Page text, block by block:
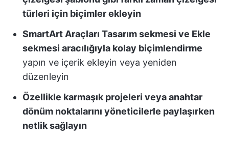
türleri için biçimler ekleyin
SmartArt Araçları Tasarım sekmesi ve Ekle
sekmesi aracılığıyla kolay biçimlendirme
yapın ve içerik ekleyin veya yeniden
düzenleyin
Özellikle karmaşık projeleri veya anahtar
dönüm noktalarını yöneticilerle paylaşırken
netlik sağlayın